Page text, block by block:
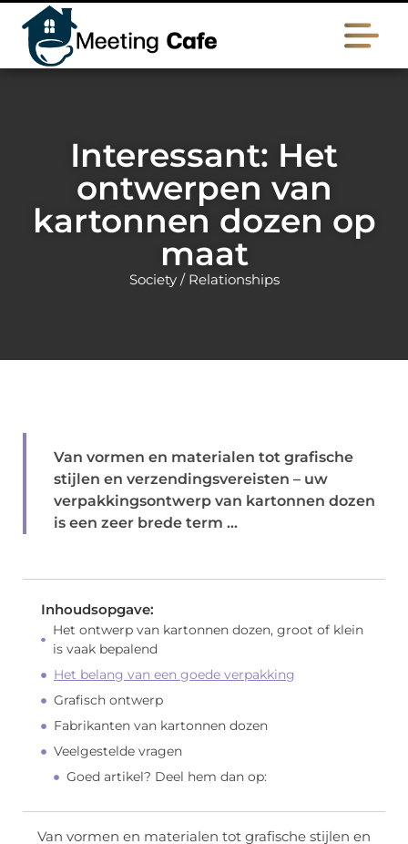
Interessant: Het
ontwerpen van
kartonnen dozen op
maat
Society / Relationships
Van vormen en materialen tot grafische
stijlen en verzendingsvereisten – uw
verpakkingsontwerp van kartonnen dozen
is een zeer brede term ...
Inhoudsopgave:
Het ontwerp van kartonnen dozen, groot of klein
is vaak bepalend
Het belang van een goede verpakking
Grafisch ontwerp
Fabrikanten van kartonnen dozen
Veelgestelde vragen
Goed artikel? Deel hem dan op:
Van vormen en materialen tot grafische stijlen en